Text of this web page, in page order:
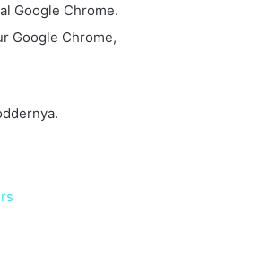
Google Chrome.
Google Chrome,